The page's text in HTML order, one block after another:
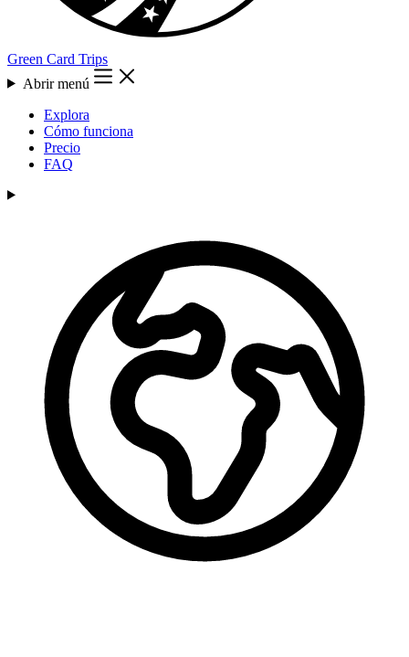
Green Card Trips
Abrir menú
Explora
Cómo funciona
Precio
FAQ